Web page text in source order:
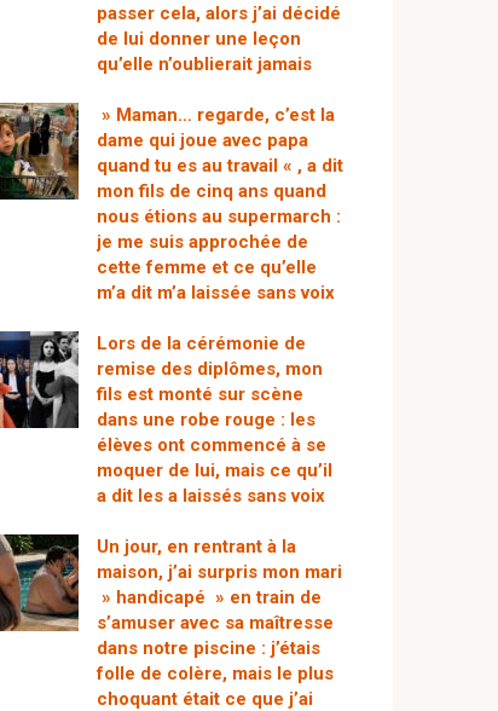
passer cela, alors j’ai décidé
de lui donner une leçon
qu’elle n’oublierait jamais
» Maman… regarde, c’est la
dame qui joue avec papa
quand tu es au travail « , a dit
mon fils de cinq ans quand
nous étions au supermarch :
je me suis approchée de
cette femme et ce qu’elle
m’a dit m’a laissée sans voix
Lors de la cérémonie de
remise des diplômes, mon
fils est monté sur scène
dans une robe rouge : les
élèves ont commencé à se
moquer de lui, mais ce qu’il
a dit les a laissés sans voix
Un jour, en rentrant à la
maison, j’ai surpris mon mari
» handicapé » en train de
s’amuser avec sa maîtresse
dans notre piscine : j’étais
folle de colère, mais le plus
choquant était ce que j’ai